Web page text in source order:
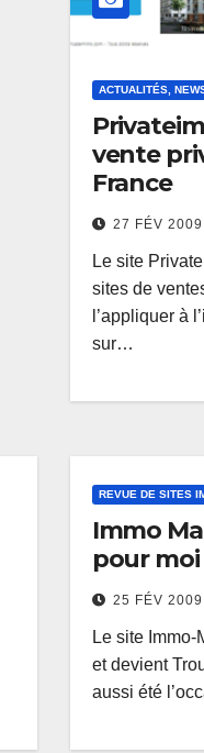
ACTUALITÉS,
vente
France
27 FÉV 2009
Le site
sites de
l’appliquer à
sur…
REVUE DE SITES
Immo
pour moi
25 FÉV 2009
Le site
et devient
aussi été